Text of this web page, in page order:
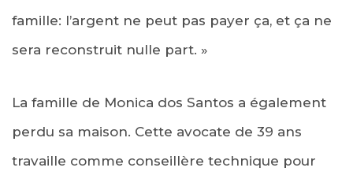
famille: l’argent ne peut pas payer ça, et ça ne
sera reconstruit nulle part. »
La famille de Monica dos Santos a également
perdu sa maison. Cette avocate de 39 ans
travaille comme conseillère technique pour